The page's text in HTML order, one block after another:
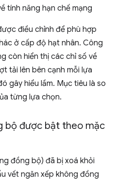
tính năng hạn chế mạng
điều chỉnh để phù hợp
ở cấp độ hạt nhân. Công
còn hiển thị các chỉ số về
tải lên bên cạnh mỗi lựa
gây hiểu lầm. Mục tiêu là so
từng lựa chọn.
bộ được bật theo mặc
đồng bộ) đã bị xoá khỏi
vết ngăn xếp không đồng